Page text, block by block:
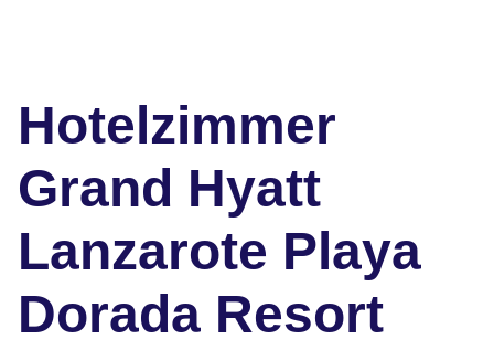
Hotelzimmer
Grand Hyatt
Lanzarote Playa
Dorada Resort